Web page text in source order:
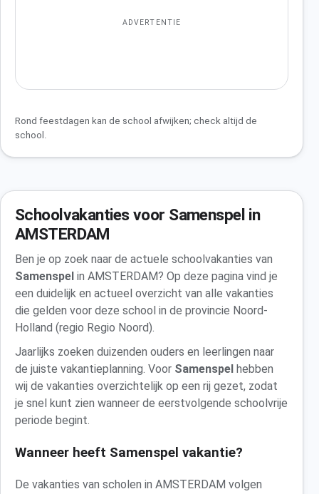
ADVERTENTIE
Rond feestdagen kan de school afwijken; check altijd de
school.
Schoolvakanties voor Samenspel in
AMSTERDAM
Ben je op zoek naar de actuele schoolvakanties van
Samenspel in AMSTERDAM? Op deze pagina vind je
een duidelijk en actueel overzicht van alle vakanties
die gelden voor deze school in de provincie Noord-
Holland (regio Regio Noord).
Jaarlijks zoeken duizenden ouders en leerlingen naar
de juiste vakantieplanning. Voor Samenspel hebben
wij de vakanties overzichtelijk op een rij gezet, zodat
je snel kunt zien wanneer de eerstvolgende schoolvrije
periode begint.
Wanneer heeft Samenspel vakantie?
De vakanties van scholen in AMSTERDAM volgen